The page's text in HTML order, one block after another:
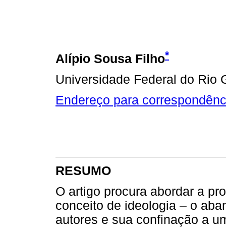
Alípio Sousa Filho*
Universidade Federal do Rio
Endereço para
RESUMO
O artigo procura abordar a
conceito de ideologia – o
autores e sua confinação a